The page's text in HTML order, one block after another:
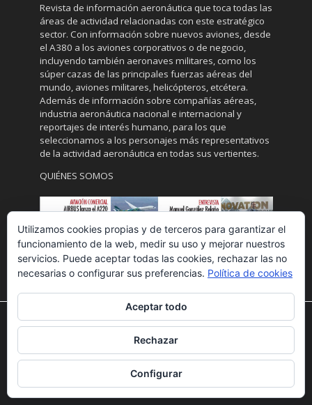
Revista de información aeronáutica que toca todas las
áreas de actividad relacionadas con este estratégico
sector. Con información sobre nuevos aviones, desde
el A380 a los aviones corporativos o de negocio,
incluyendo también aeronaves militares, como los
súper cazas de las principales fuerzas aéreas del
mundo, aviones militares, helicópteros, etcétera.
Además de información sobre compañías aéreas,
industria aeronáutica nacional e internacional y
reportajes de interés humano, para los que
seleccionamos a los personajes más representativos
de la actividad aeronáutica en todas sus vertientes.
QUIÉNES SOMOS
Utilizamos cookies para ofrecerte la mejor experiencia en
nuestra web.
Puedes aprender más sobre qué cookies utilizamos o
desactivarlas en losajustes.
Utilizamos cookies propias y de terceros para garantizar el
funcionamiento de la web, medir su uso y mejorar nuestros
servicios. Puede aceptar todas las cookies, rechazar las no
necesarias o configurar sus preferencias. Política de cookies
Aceptar todo
Rechazar
Configurar